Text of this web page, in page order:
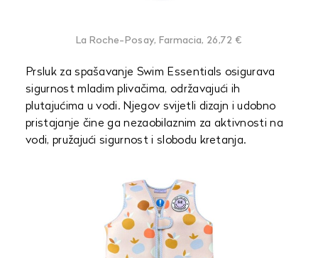
La Roche-Posay, Farmacia, 26,72 €
Prsluk za spašavanje Swim Essentials osigurava
sigurnost mladim plivačima, održavajući ih
plutajućima u vodi. Njegov svijetli dizajn i udobno
pristajanje čine ga nezaobilaznim za aktivnosti na
vodi, pružajući sigurnost i slobodu kretanja.